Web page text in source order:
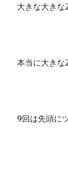
大きな大きな
本当に大きな
9回は先頭に